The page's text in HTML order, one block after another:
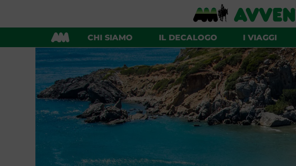
CHI SIAMO IL DECALOGO I VIAGGI